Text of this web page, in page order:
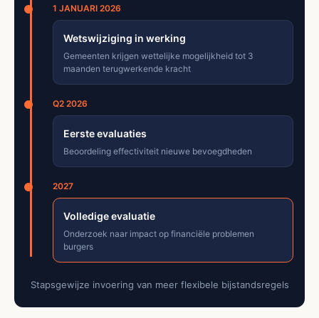
1 JANUARI 2026
Wetswijziging in werking
Gemeenten krijgen wettelijke mogelijkheid tot 3
maanden terugwerkende kracht
Q2 2026
Eerste evaluaties
Beoordeling effectiviteit nieuwe bevoegdheden
2027
Volledige evaluatie
Onderzoek naar impact op financiële problemen
burgers
Stapsgewijze invoering van meer flexibele bijstandsregels